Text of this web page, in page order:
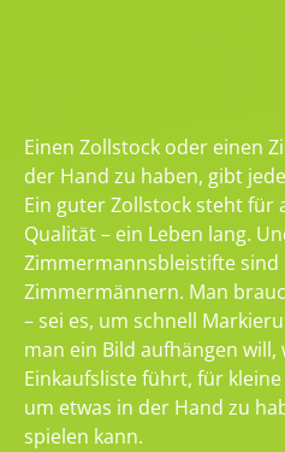
Einen Zollstock oder einen
der Hand zu haben, gibt
Ein guter Zollstock steht
Qualität – ein Leben lang.
Zimmermannsbleistifte
Zimmermännern. Man
– sei es, um schnell
man ein Bild aufhängen
Einkaufsliste führt, für
um etwas in der Hand zu
spielen kann.